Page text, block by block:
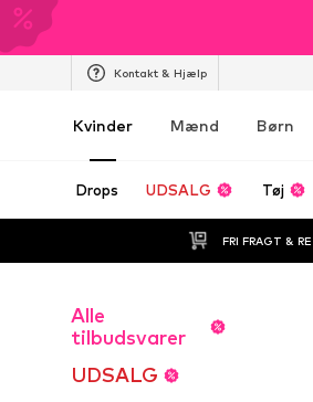
Kontakt & Hjælp
Kvinder Mænd Børn
Drops UDSALG Tøj
FRI FRAGT &
Alle
tilbudsvarer
UDSALG